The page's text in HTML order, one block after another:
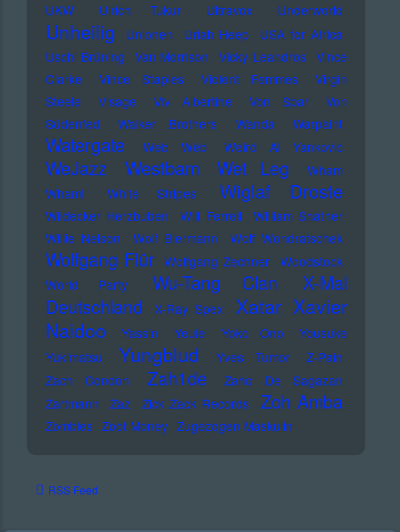
UKW Ulrich Tukur Ultravox Underworld
Unheilig Unionen Uriah Heep
USA for Africa
Uschi Brüning Van Morrison Vicky Leandros Vince
Clarke
Vince Staples Violent Femmes
Virgin
Steele
Visage Viv Albertine Von Spar
Von
Südenfed
Walker Brothers Wanda Warpaint
Watergate Web Web Weird Al Yankovic
WeJazz Westbam Wet Leg
Wham
Wham!
White Stripes Wiglaf Droste
Wildecker Herzbuben Will Ferrell
William Shatner
Willie Nelson
Wolf Biermann Wolf Wondratschek
Wolfgang Flür Wolfgang Zechner
Woodstock
World Party
Wu-Tang Clan
X-Mal
Deutschland
X-Ray Spex Xatar Xavier
Naidoo
Yassin Yeule Yoko Ono
Yousuke
Yukimatsu
Yungblud Yves Tumor
Z-Pain
Zach Condon
Zah1de
Zaho De Sagazan
Zartmann
Zaz Zick Zack Records Zoh Amba
Zombies Zoot Money Zugezogen Maskulin
RSS Feed